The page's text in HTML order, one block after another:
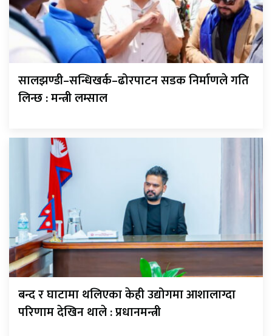
सालझण्डी–सन्धिखर्क–ढोरपाटन सडक निर्माणले गति
लिन्छ : मन्त्री लम्साल
बन्द र घाटामा थलिएका केही उद्योगमा आशालाग्दा
परिणाम देखिन थाले : प्रधानमन्त्री